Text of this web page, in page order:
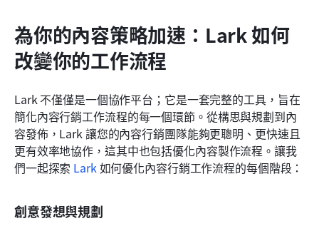
為你的內容策略加速：Lark 如何
改變你的工作流程
Lark 不僅僅是一個協作平台；它是一套完整的工具，旨在
簡化內容行銷工作流程的每一個環節。從構思與規劃到內
容發佈，Lark 讓您的內容行銷團隊能夠更聰明、更快速且
更有效率地協作，這其中也包括優化內容製作流程。讓我
們一起探索 Lark 如何優化內容行銷工作流程的每個階段：
創意發想與規劃